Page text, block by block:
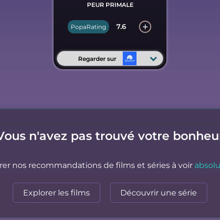
PEUR PRIMALE
PopaRating 7.6
Regarder sur
n'avez pas trouvé votre
nos recommandations de films et séries à voir
Explorer les films Découvrir une série